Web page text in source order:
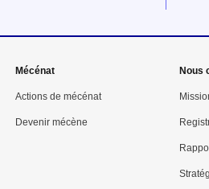
Mécénat
Actions de mécénat
Devenir mécène
Nous